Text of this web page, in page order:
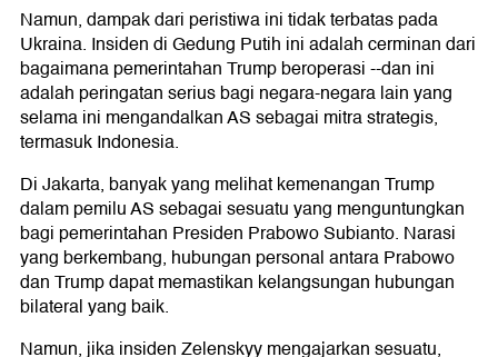
Namun, dampak dari peristiwa ini tidak terbatas pada
Ukraina. Insiden di Gedung Putih ini adalah cerminan dari
bagaimana pemerintahan Trump beroperasi --dan ini
adalah peringatan serius bagi negara-negara lain yang
selama ini mengandalkan AS sebagai mitra strategis,
termasuk Indonesia.
Di Jakarta, banyak yang melihat kemenangan Trump
dalam pemilu AS sebagai sesuatu yang menguntungkan
bagi pemerintahan Presiden Prabowo Subianto. Narasi
yang berkembang, hubungan personal antara Prabowo
dan Trump dapat memastikan kelangsungan hubungan
bilateral yang baik.
Namun, jika insiden Zelenskyy mengajarkan sesuatu,